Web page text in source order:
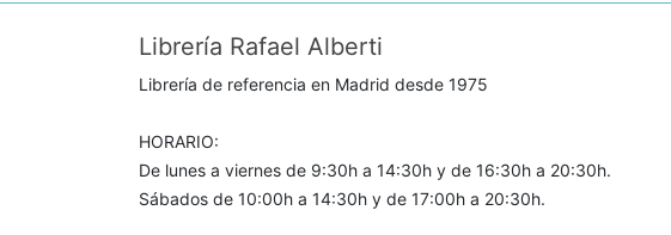
Librería Rafael Alberti
Librería de referencia en Madrid desde 1975
HORARIO:
De lunes a viernes de 9:30h a 14:30h y de 16:30h a 20:30h.
Sábados de 10:00h a 14:30h y de 17:00h a 20:30h.